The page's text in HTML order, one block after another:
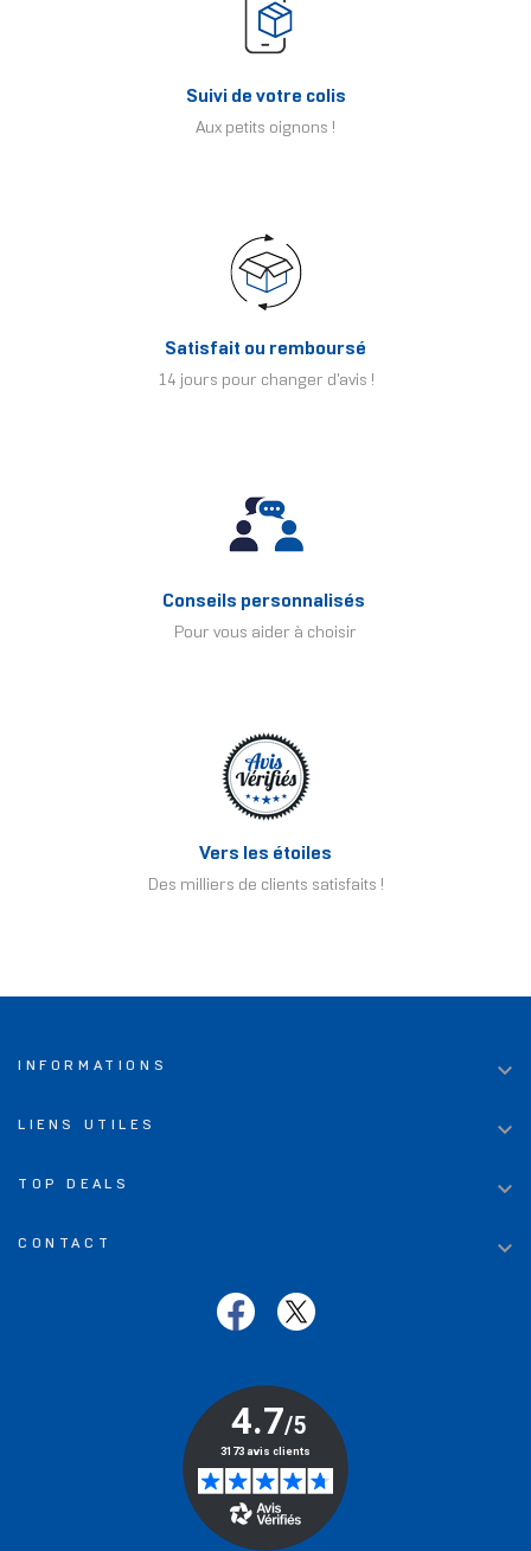
Suivi de votre colis
Aux petits oignons !
Satisfait ou remboursé
14 jours pour changer d'avis !
Conseils personnalisés
Pour vous aider à choisir
Vers les étoiles
Des milliers de clients satisfaits !
INFORMATIONS 
LIENS UTILES 
TOP DEALS 
CONTACT 